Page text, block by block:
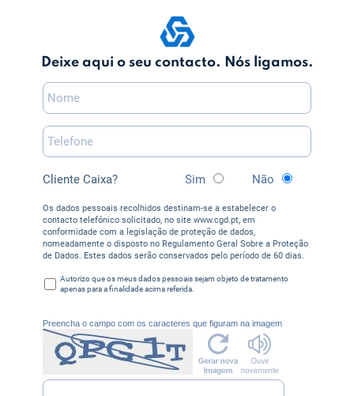
Deixe aqui o seu contacto. Nós ligamos.
Cliente Caixa? Não
Sim
Os dados pessoais recolhidos destinam-se a estabelecer o
contacto telefónico solicitado, no site www.cgd.pt, em
conformidade com a legislação de proteção de dados,
nomeadamente o disposto no Regulamento Geral Sobre a Proteção
de Dados. Estes dados serão conservados pelo período de 60 dias.
Autorizo que os meus dados pessoais sejam objeto de tratamento
apenas para a finalidade acima referida.
Preencha o campo com os caracteres que figuram na imagem